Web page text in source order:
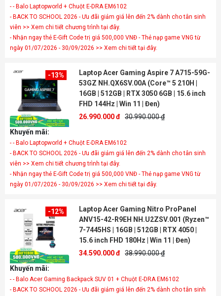
- - Balo Laptopworld + Chuột E-DRA EM6102
- BACK TO SCHOOL 2026 - Ưu đãi giảm giá lên đến 2% dành cho tân sinh
viên >> Xem chi tiết chương trình tại đây.
- Nhận ngay thẻ E-Gift Code trị giá 500,000 VNĐ - Thẻ nạp game VNG từ
ngày 01/07/2026 - 30/09/2026 >> Xem chi tiết tại đây.
-13%
Laptop Acer Gaming Aspire 7 A715-59G-
53GZ NH.QX6SV.00A (Core™ 5 210H |
16GB | 512GB | RTX 3050 6GB | 15.6 inch
FHD 144Hz | Win 11 | Đen)
26.990.000 đ 30.990.000 ₫
Khuyến mãi:
- - Balo Laptopworld + Chuột E-DRA EM6102
- BACK TO SCHOOL 2026 - Ưu đãi giảm giá lên đến 2% dành cho tân sinh
viên >> Xem chi tiết chương trình tại đây.
- Nhận ngay thẻ E-Gift Code trị giá 500,000 VNĐ - Thẻ nạp game VNG từ
ngày 01/07/2026 - 30/09/2026 >> Xem chi tiết tại đây.
-12%
Laptop Acer Gaming Nitro ProPanel
ANV15-42-R9EH NH.U2ZSV.001 (Ryzen™
7-7445HS | 16GB | 512GB | RTX 4050 |
15.6 inch FHD 180Hz | Win 11 | Đen)
34.590.000 đ 38.990.000 ₫
Khuyến mãi:
- - Balo Acer Gaming Backpack SUV 01 + Chuột E-DRA EM6102
- BACK TO SCHOOL 2026 - Ưu đãi giảm giá lên đến 2% dành cho tân sinh